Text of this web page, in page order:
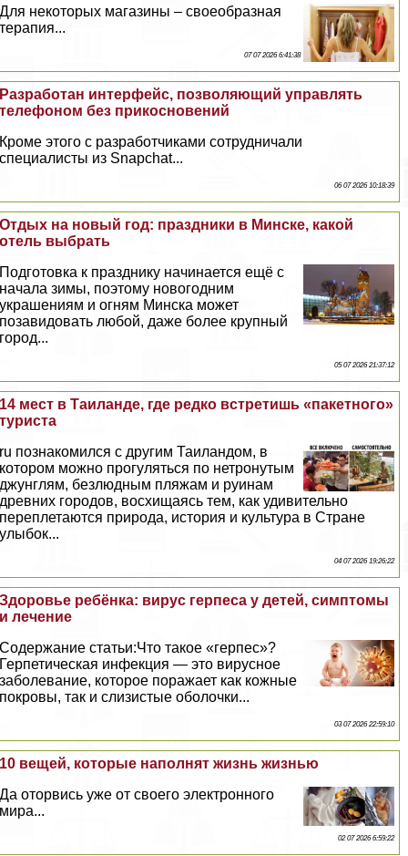
Для некоторых магазины – своеобразная
терапия...
07 07 2026 6:41:38
Разработан интерфейс, позволяющий управлять
телефоном без прикосновений
Кроме этого с разработчиками сотрудничали
специалисты из Snapchat...
06 07 2026 10:18:39
Отдых на новый год: праздники в Минске, какой
отель выбрать
Подготовка к празднику начинается ещё с
начала зимы, поэтому новогодним
украшениям и огням Минска может
позавидовать любой, даже более крупный
город...
05 07 2026 21:37:12
14 мест в Таиланде, где редко встретишь «пакетного»
туриста
ru познакомился с другим Таиландом, в
котором можно прогуляться по нетронутым
джунглям, безлюдным пляжам и руинам
древних городов, восхищаясь тем, как удивительно
переплетаются природа, история и культура в Стране
улыбок...
04 07 2026 19:26:22
Здоровье ребёнка: вирус гepпeса у детей, симптомы
и лечение
Содержание статьи:Что такое «гepпeс»?
Герпетическая инфекция — это вирусное
заболевание, которое поражает как кожные
покровы, так и слизистые оболочки...
03 07 2026 22:59:10
10 вещей, которые наполнят жизнь жизнью
Да оторвись уже от своего электронного
мира...
02 07 2026 6:59:22